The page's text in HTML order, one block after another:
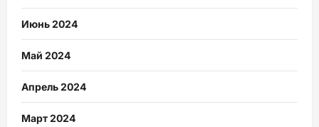
Июнь 2024
Май 2024
Апрель 2024
Март 2024